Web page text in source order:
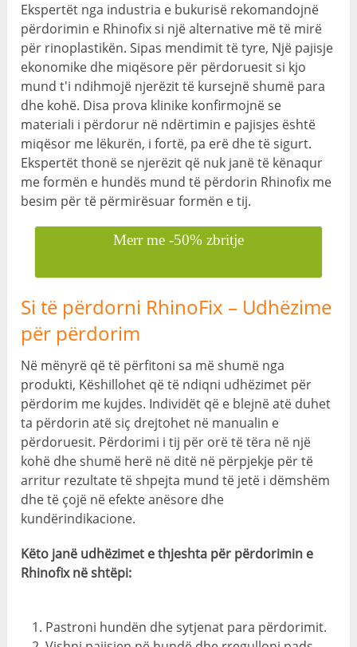
Ekspertët nga industria e bukurisë rekomandojnë
përdorimin e Rhinofix si një alternative më të mirë
për rinoplastikën. Sipas mendimit të tyre, Një pajisje
ekonomike dhe miqësore për përdoruesit si kjo
mund t'i ndihmojë njerëzit të kursejnë shumë para
dhe kohë. Disa prova klinike konfirmojnë se
materiali i përdorur në ndërtimin e pajisjes është
miqësor me lëkurën, i fortë, pa erë dhe të sigurt.
Ekspertët thonë se njerëzit që nuk janë të kënaqur
me formën e hundës mund të përdorin Rhinofix me
besim për të përmirësuar formën e tij.
Merr me -50% zbritje
Si të përdorni RhinoFix – Udhëzime
për përdorim
Në mënyrë që të përfitoni sa më shumë nga
produkti, Këshillohet që të ndiqni udhëzimet për
përdorim me kujdes. Individët që e blejnë atë duhet
ta përdorin atë siç drejtohet në manualin e
përdoruesit. Përdorimi i tij për orë të tëra në një
kohë dhe shumë herë në ditë në përpjekje për të
arritur rezultate të shpejta mund të jetë i dëmshëm
dhe të çojë në efekte anësore dhe
kundërindikacione.
Këto janë udhëzimet e thjeshta për përdorimin e
Rhinofix në shtëpi:
Pastroni hundën dhe sytjenat para përdorimit.